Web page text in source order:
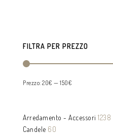
FILTRA PER PREZZO
Prezzo: 20€ — 150€
Arredamento - Accessori 1238
Candele 60